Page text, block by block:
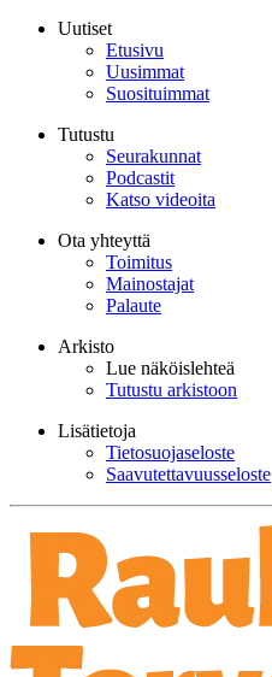
Uutiset
Etusivu
Uusimmat
Suosituimmat
Tutustu
Seurakunnat
Podcastit
Katso videoita
Ota yhteyttä
Toimitus
Mainostajat
Palaute
Arkisto
Lue näköislehteä
Tutustu arkistoon
Lisätietoja
Tietosuojaseloste
Saavutettavuusseloste